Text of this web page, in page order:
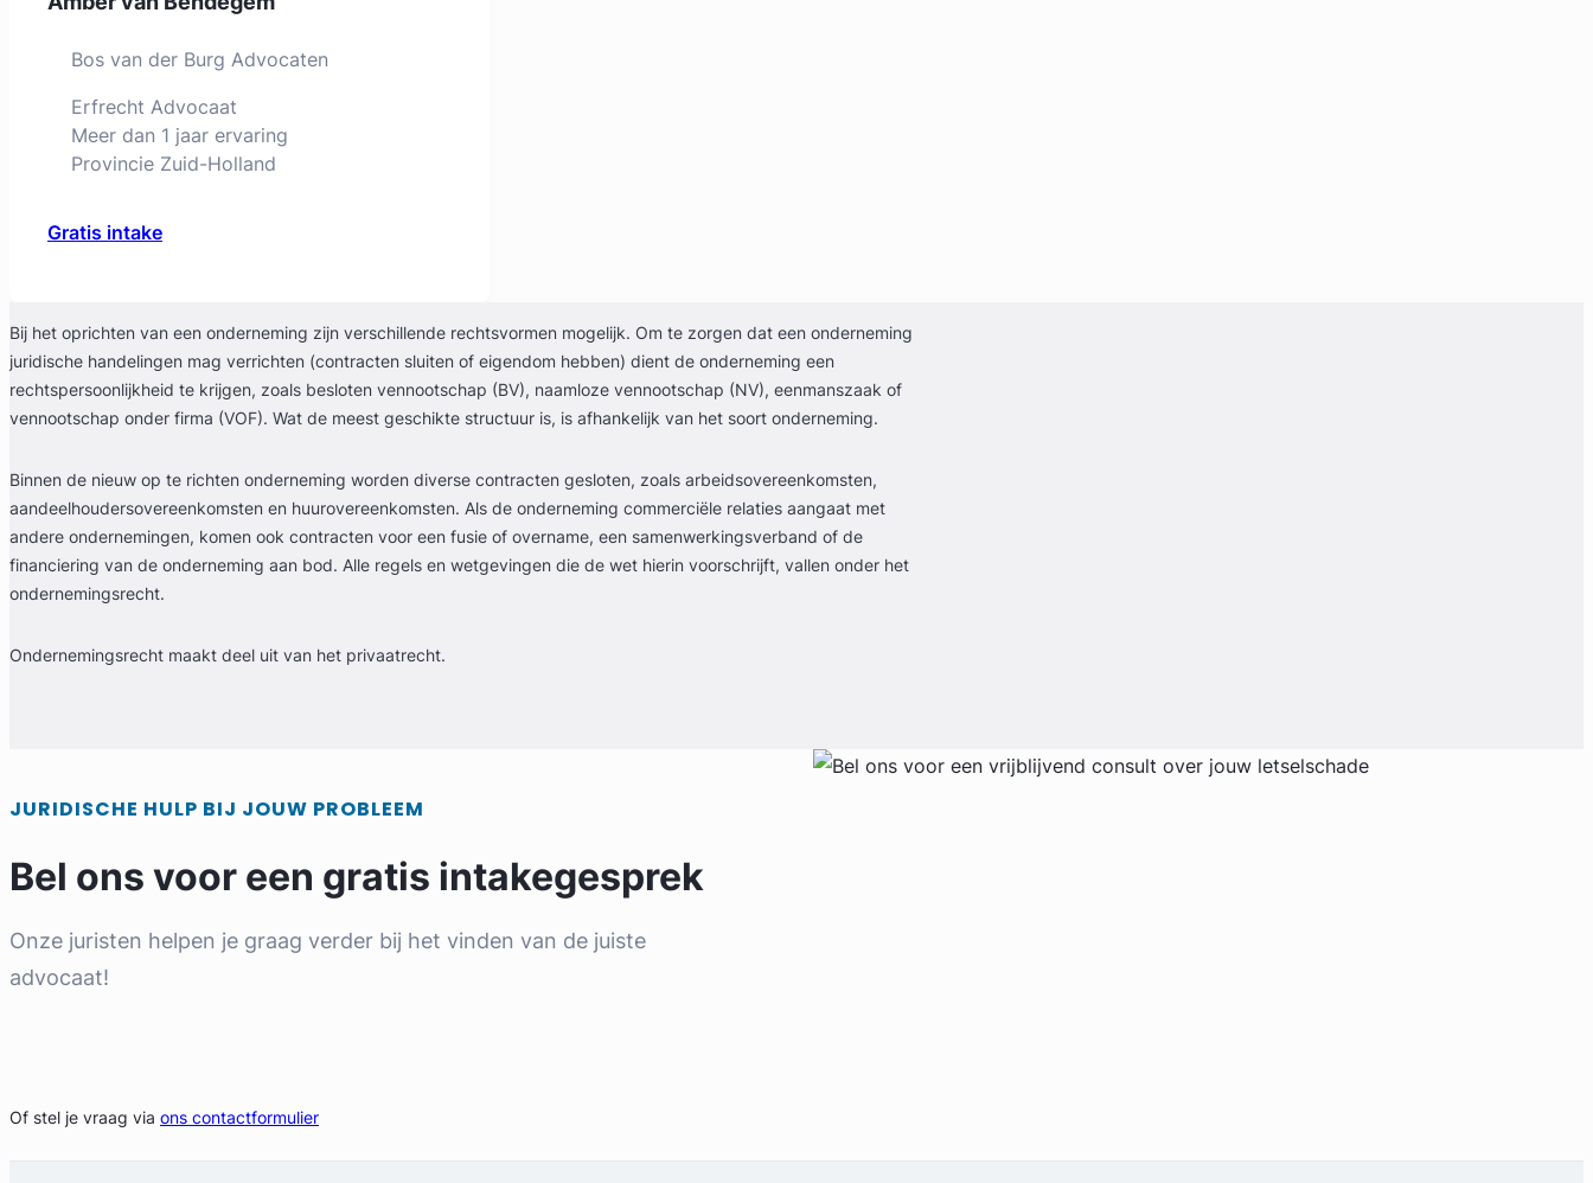
Bos van der Burg Advocaten
Erfrecht Advocaat
Meer dan 1 jaar ervaring
Provincie Zuid-Holland
Gratis intake
Geverifieerd
Machteld Reichmann
Willemspark Advocaten
Familierecht Advocaat
Provincie Noord-Holland
Geverifieerd
Arbeidsrecht Advocaat
Bij het oprichten van een onderneming zijn verschillende rechtsvormen mogelijk. Om te zorgen dat een onderneming
juridische handelingen mag verrichten (contracten sluiten of eigendom hebben) dient de onderneming een
rechtspersoonlijkheid te krijgen, zoals besloten vennootschap (BV), naamloze vennootschap (NV), eenmanszaak of
vennootschap onder firma (VOF). Wat de meest geschikte structuur is, is afhankelijk van het soort onderneming.
Binnen de nieuw op te richten onderneming worden diverse contracten gesloten, zoals arbeidsovereenkomsten,
aandeelhoudersovereenkomsten en huurovereenkomsten. Als de onderneming commerciële relaties aangaat met
andere ondernemingen, komen ook contracten voor een fusie of overname, een samenwerkingsverband of de
financiering van de onderneming aan bod. Alle regels en wetgevingen die de wet hierin voorschrijft, vallen onder het
ondernemingsrecht.
Ondernemingsrecht maakt deel uit van het privaatrecht.
JURIDISCHE HULP BIJ JOUW PROBLEEM
Bel ons voor een gratis intakegesprek
Onze juristen helpen je graag verder bij het vinden van de juiste
advocaat!
Of stel je vraag via ons contactformulier